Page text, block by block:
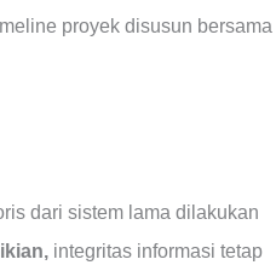
proyek disusun bersama
dari sistem lama dilakukan
integritas informasi tetap